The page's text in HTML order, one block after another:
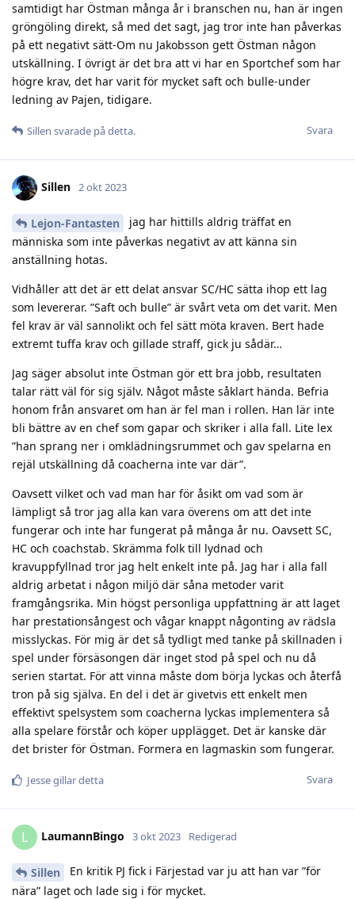
samtidigt har Östman många år i branschen nu, han är ingen
gröngöling direkt, så med det sagt, jag tror inte han påverkas
på ett negativt sätt-Om nu Jakobsson gett Östman någon
utskällning. I övrigt är det bra att vi har en Sportchef som har
högre krav, det har varit för mycket saft och bulle-under
ledning av Pajen, tidigare.
Svara
Sillen svarade på detta.
Sillen 2 okt 2023
Lejon-Fantasten
jag har hittills aldrig träffat en
människa som inte påverkas negativt av att känna sin
anställning hotas.
Vidhåller att det är ett delat ansvar SC/HC sätta ihop ett lag
som levererar. ”Saft och bulle” är svårt veta om det varit. Men
fel krav är väl sannolikt och fel sätt möta kraven. Bert hade
extremt tuffa krav och gillade straff, gick ju sådär…
Jag säger absolut inte Östman gör ett bra jobb, resultaten
talar rätt väl för sig själv. Något måste såklart hända. Befria
honom från ansvaret om han är fel man i rollen. Han lär inte
bli bättre av en chef som gapar och skriker i alla fall. Lite lex
”han sprang ner i omklädningsrummet och gav spelarna en
rejäl utskällning då coacherna inte var där”.
Oavsett vilket och vad man har för åsikt om vad som är
lämpligt så tror jag alla kan vara överens om att det inte
fungerar och inte har fungerat på många år nu. Oavsett SC,
HC och coachstab. Skrämma folk till lydnad och
kravuppfyllnad tror jag helt enkelt inte på. Jag har i alla fall
aldrig arbetat i någon miljö där såna metoder varit
framgångsrika. Min högst personliga uppfattning är att laget
har prestationsångest och vågar knappt någonting av rädsla
misslyckas. För mig är det så tydligt med tanke på skillnaden i
spel under försäsongen där inget stod på spel och nu då
serien startat. För att vinna måste dom börja lyckas och återfå
tron på sig själva. En del i det är givetvis ett enkelt men
effektivt spelsystem som coacherna lyckas implementera så
alla spelare förstår och köper upplägget. Det är kanske där
det brister för Östman. Formera en lagmaskin som fungerar.
Svara
Jessegillar detta
L LaumannBingo 3 okt 2023 Redigerad
Sillen
En kritik PJ fick i Färjestad var ju att han var ”för
nära” laget och lade sig i för mycket.